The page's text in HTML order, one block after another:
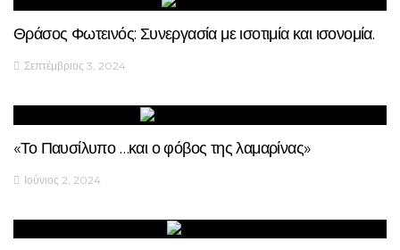
Θράσος Φωτεινός: Συνεργασία με ισοτιμία και ισονομία.
Σεπτέμβριος 3, 2024
«Το Παυσίλυπο …και ο φόβος της λαμαρίνας»
Ιούνιος 2, 2024